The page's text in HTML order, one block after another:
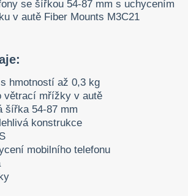
hmotností až 0,3 kg
větrací mřížky v autě
šířka 54-87 mm
konstrukce
mobilního telefonu